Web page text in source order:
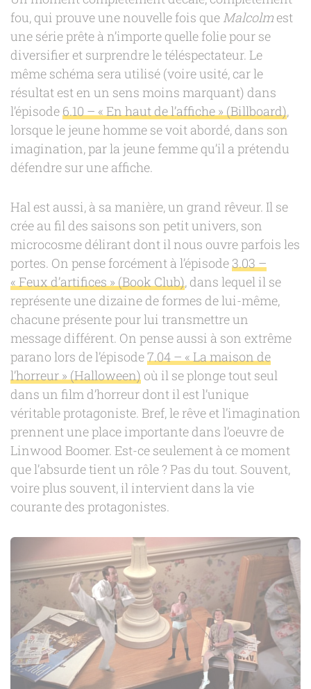
fou, qui prouve une nouvelle fois que Malcolm est
une série prête à n’importe quelle folie pour se
diversifier et surprendre le téléspectateur. Le
même schéma sera utilisé (voire usité, car le
résultat est en un sens moins marquant) dans
l’épisode6.10 – « En haut de l’affiche » (Billboard),
lorsque le jeune homme se voit abordé, dans son
imagination, par la jeune femme qu’il a prétendu
défendre sur une affiche.
Hal est aussi, à sa manière, un grand rêveur. Il se
crée au fil des saisons son petit univers, son
microcosme délirant dont il nous ouvre parfois les
portes. On pense forcément à l’épisode3.03 –
« Feux d’artifices » (Book Club), dans lequel il se
représente une dizaine de formes de lui-même,
chacune présente pour lui transmettre un
message différent. On pense aussi à son extrême
parano lors de l’épisode7.04 – « La maison de
l’horreur » (Halloween) où il se plonge tout seul
dans un film d’horreur dont il est l’unique
véritable protagoniste. Bref, le rêve et l’imagination
prennent une place importante dans l’oeuvre de
Linwood Boomer. Est-ce seulement à ce moment
que l’absurde tient un rôle ? Pas du tout. Souvent,
voire plus souvent, il intervient dans la vie
courante des protagonistes.